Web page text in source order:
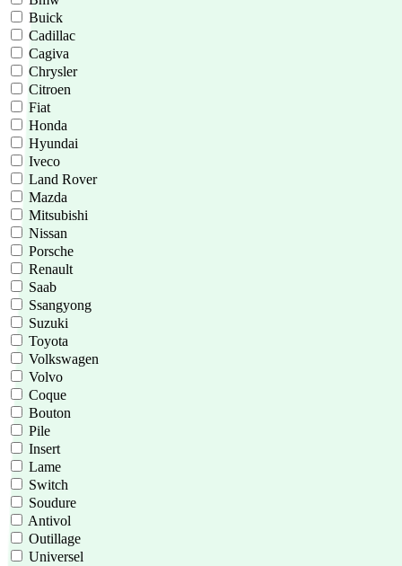
Buick
Cadillac
Cagiva
Chrysler
Citroen
Fiat
Honda
Hyundai
Iveco
Land Rover
Mazda
Mitsubishi
Nissan
Porsche
Renault
Saab
Ssangyong
Suzuki
Toyota
Volkswagen
Volvo
Coque
Bouton
Pile
Insert
Lame
Switch
Soudure
Antivol
Outillage
Universel